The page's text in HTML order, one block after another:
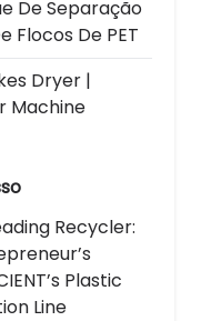
De Separação
Flocos De PET
Dryer |
Machine
Recycler:
Plastic
Line